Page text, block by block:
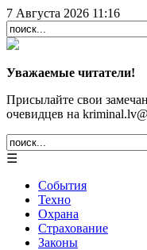
7 Августа 2026 11:16
Уважаемые читатели!
Присылайте свои
очевидцев на
☰
События
Техно
Охрана
Страхование
Законы